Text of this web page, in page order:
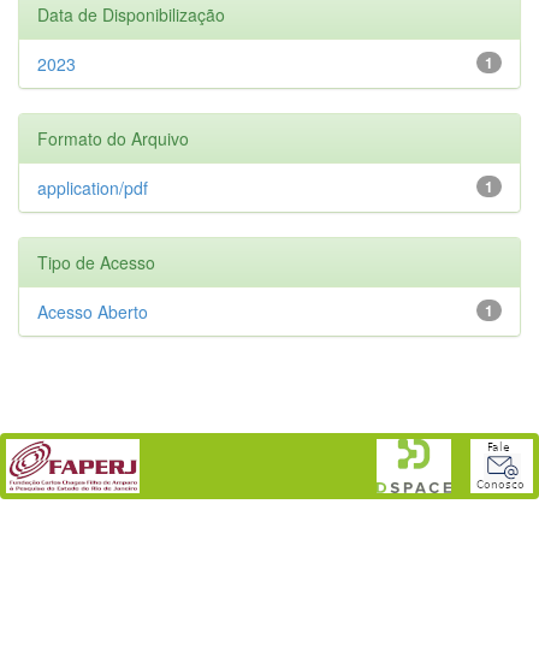
Data de Disponibilização
1
2023
Formato do Arquivo
1
application/pdf
Tipo de Acesso
1
Acesso Aberto